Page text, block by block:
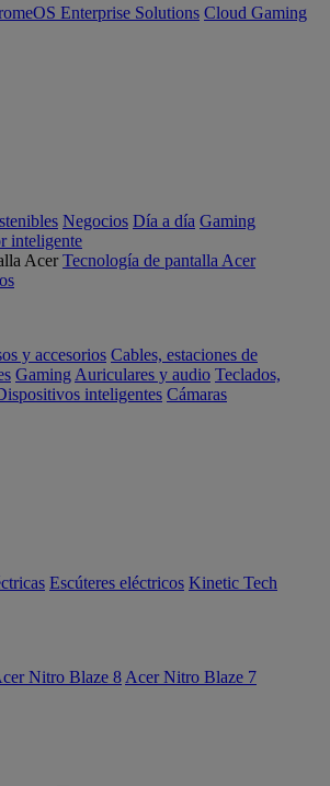
Enterprise Solutions Cloud Gaming
Negocios Día a día Gaming
inteligente
Tecnología de pantalla Acer
y accesorios Cables, estaciones de
Gaming Auriculares y audio Teclados,
inteligentes Cámaras
Escúteres eléctricos Kinetic Tech
Nitro Blaze 8 Acer Nitro Blaze 7